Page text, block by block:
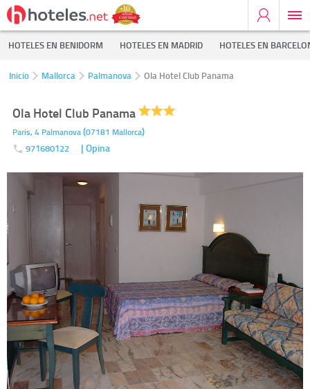
HOTELES EN BENIDORM HOTELES EN MADRID HOTELES EN
Inicio Mallorca Palmanova Ola Hotel Club Panama
Ola Hotel Club Panama
Paris, 4 Palmanova(07181 Mallorca)
971680122 | Opina